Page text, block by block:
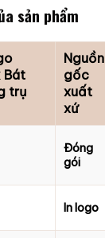
sản phẩm
Bát
trụ
Nguồn
gốc
xuất
xứ
Đóng
gói
In logo